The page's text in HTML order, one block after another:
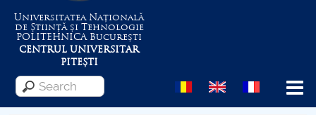
Universitatea Națională
de Știință și Tehnologie
POLITEHNICABucurești
CENTRUL UNIVERSITAR
PITEȘTI
Menu